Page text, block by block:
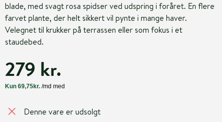
blade, med svagt rosa spidser ved udspring i foråret. En flere
farvet plante, der helt sikkert vil pynte i mange haver.
Velegnet til krukker på terrassen eller som fokus i et
staudebed.
279 kr.
Denne vare er udsolgt